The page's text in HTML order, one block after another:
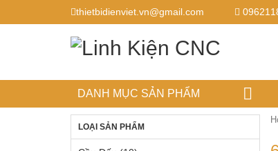
thietbidienviet.vn@gmail.com
DANH MỤC SẢN PHẨM
LOẠI SẢN PHẨM